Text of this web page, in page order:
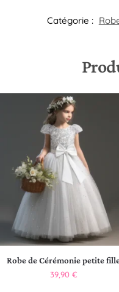
Catégorie :
Robe de Cérémonie petite
39,90 €